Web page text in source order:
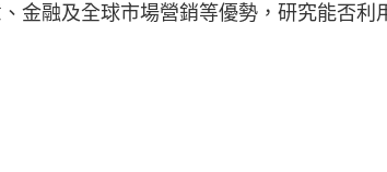
金融及全球市場營銷等優勢，研究能否利